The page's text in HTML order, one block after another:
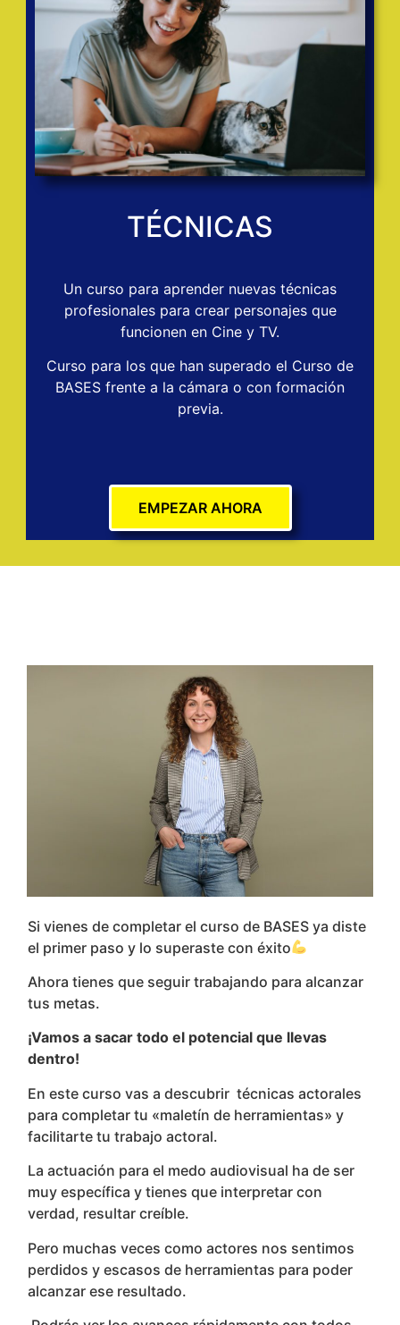
TÉCNICAS
Un curso para aprender nuevas técnicas
profesionales para crear personajes que
funcionen en Cine y TV.
Curso para los que han superado el Curso de
BASES frente a la cámara o con formación
previa.
EMPEZAR AHORA
Si vienes de completar el curso de BASES ya diste
el primer paso y lo superaste con éxito
Ahora tienes que seguir trabajando para alcanzar
tus metas.
¡Vamos a sacar todo el potencial que llevas
dentro!
En este curso vas a descubrir técnicas actorales
para completar tu «maletín de herramientas» y
facilitarte tu trabajo actoral.
La actuación para el medo audiovisual ha de ser
muy específica y tienes que interpretar con
verdad, resultar creíble.
Pero muchas veces como actores nos sentimos
perdidos y escasos de herramientas para poder
alcanzar ese resultado.